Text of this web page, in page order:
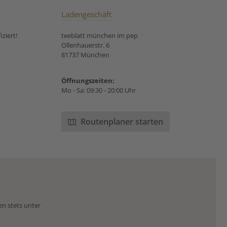
Ladengeschäft
teeblatt münchen im pep
Ollenhauerstr. 6
81737 München
Öffnungszeiten:
Mo - Sa: 09:30 - 20:00 Uhr
Routenplaner starten
stets unter